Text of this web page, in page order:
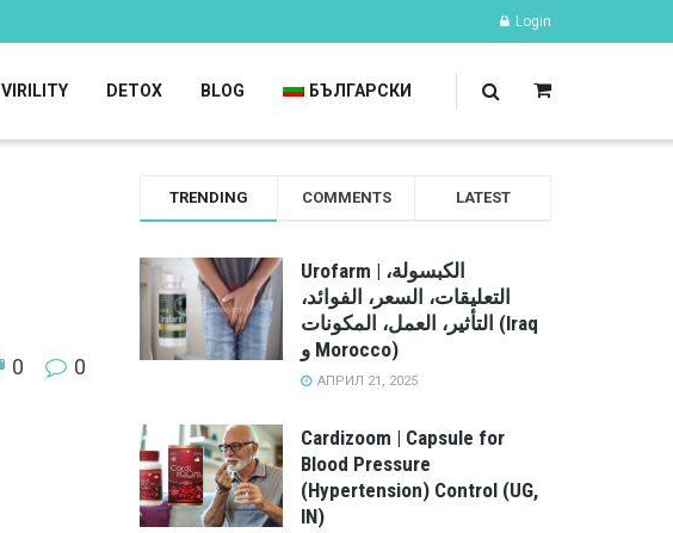
Login
VIRILITY DETOX BLOG БЪЛГАРСКИ
0 0
TRENDING COMMENTS LATEST
Urofarm | الكبسولة،
التعليقات، السعر، الفوائد،
التأثير، العمل، المكونات (Iraq
و Morocco)
АПРИЛ 21, 2025
Cardizoom | Capsule for
Blood Pressure
(Hypertension) Control (UG,
IN)